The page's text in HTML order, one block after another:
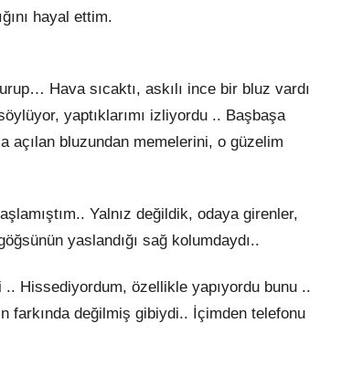
hayal ettim.
Hava sıcaktı, askılı ince bir bluz vardı
yaptıklarımı izliyordu .. Başbaşa
açılan bluzundan memelerini, o güzelim
Yalnız değildik, odaya girenler,
yaslandığı sağ kolumdaydı..
Hissediyordum, özellikle yapıyordu bunu ..
farkında değilmiş gibiydi.. İçimden telefonu